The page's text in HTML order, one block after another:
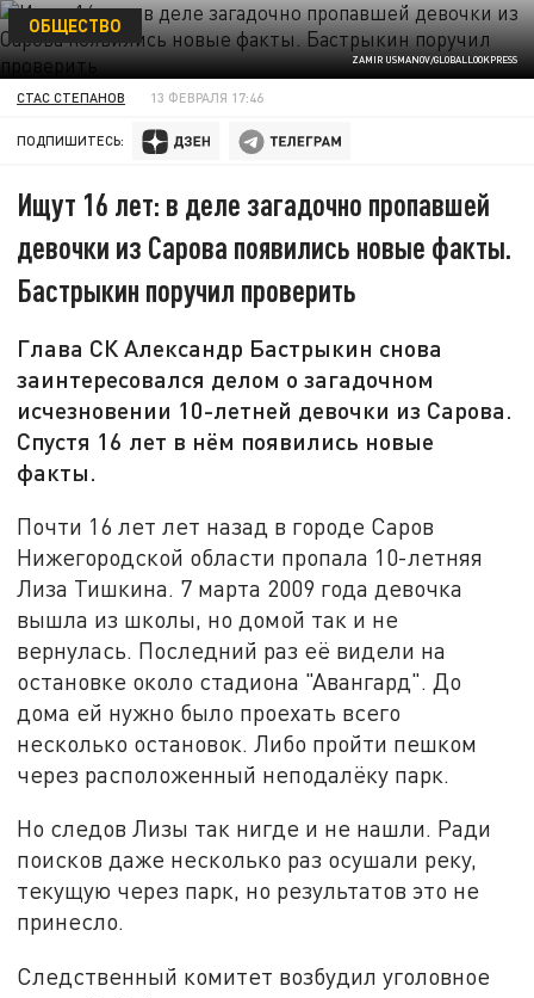
ZAMIR USMANOV/GLOBALLOOKPRESS
ОБЩЕСТВО
СТАС СТЕПАНОВ 13 ФЕВРАЛЯ 17:46
ПОДПИШИТЕСЬ:
Ищут 16 лет: в деле загадочно пропавшей
девочки из Сарова появились новые факты.
Бастрыкин поручил проверить
Глава СК Александр Бастрыкин снова
заинтересовался делом о загадочном
исчезновении 10-летней девочки из Сарова.
Спустя 16 лет в нём появились новые
факты.
Почти 16 лет лет назад в городе Саров
Нижегородской области пропала 10-летняя
Лиза Тишкина. 7 марта 2009 года девочка
вышла из школы, но домой так и не
вернулась. Последний раз её видели на
остановке около стадиона "Авангард". До
дома ей нужно было проехать всего
несколько остановок. Либо пройти пешком
через расположенный неподалёку парк.
Но следов Лизы так нигде и не нашли. Ради
поисков даже несколько раз осушали реку,
текущую через парк, но результатов это не
принесло.
Следственный комитет возбудил уголовное